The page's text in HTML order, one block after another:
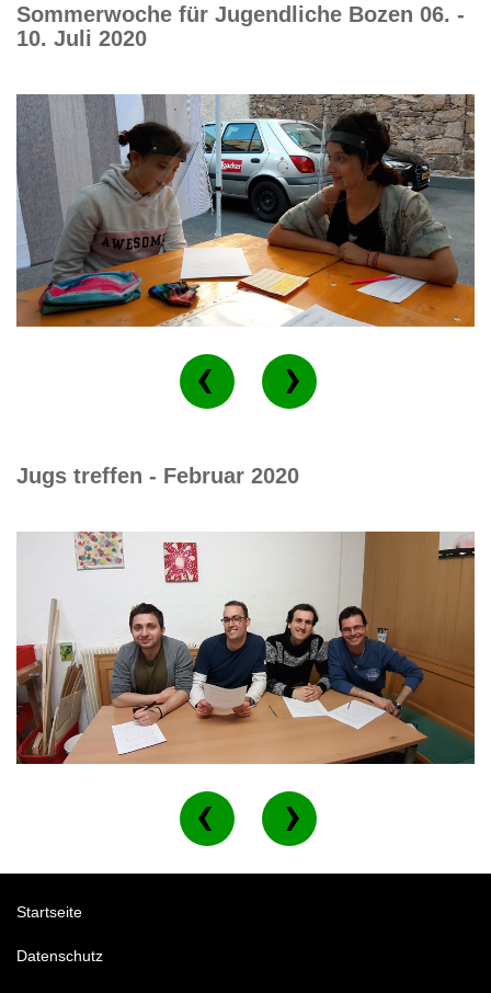
Sommerwoche für Jugendliche Bozen 06. -
10. Juli 2020
Jugs treffen - Februar 2020
Startseite
Datenschutz